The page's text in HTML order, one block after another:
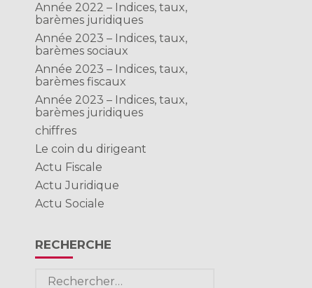
Année 2022 – Indices, taux,
barèmes juridiques
Année 2023 – Indices, taux,
barèmes sociaux
Année 2023 – Indices, taux,
barèmes fiscaux
Année 2023 – Indices, taux,
barèmes juridiques
chiffres
Le coin du dirigeant
Actu Fiscale
Actu Juridique
Actu Sociale
RECHERCHE
Rechercher :